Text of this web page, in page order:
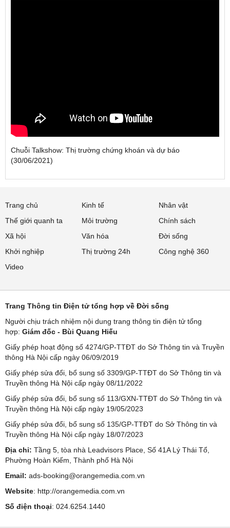
Chuỗi Talkshow: Thị trường chứng khoán và dự báo
(30/06/2021)
Trang chủ Kinh tế
Nhân vật
Thế giới quanh ta
Môi trường
Chính sách
Xã hội
Văn hóa
Đời sống
Khởi nghiệp
Thị trường 24h
Công nghệ 360
Video
Trang Thông tin Điện tử tổng hợp về Đời sống
Người chịu trách nhiệm nội dung trang thông tin điện tử tổng
hợp: Giám đốc - Bùi Quang Hiếu
Giấy phép hoạt động số 4274/GP-TTĐT do Sở Thông tin và Truyền
thông Hà Nội cấp ngày 06/09/2019
Giấy phép sửa đổi, bổ sung số 3309/GP-TTĐT do Sở Thông tin và
Truyền thông Hà Nội cấp ngày 08/11/2022
Giấy phép sửa đổi, bổ sung số 113/GXN-TTĐT do Sở Thông tin và
Truyền thông Hà Nội cấp ngày 19/05/2023
Giấy phép sửa đổi, bổ sung số 135/GP-TTĐT do Sở Thông tin và
Truyền thông Hà Nội cấp ngày 18/07/2023
Địa chỉ: Tầng 5, tòa nhà Leadvisors Place, Số 41A Lý Thái Tổ,
Phường Hoàn Kiếm, Thành phố Hà Nội
Email: ads-booking@orangemedia.com.vn
Website: http://orangemedia.com.vn
Số điện thoại: 024.6254.1440